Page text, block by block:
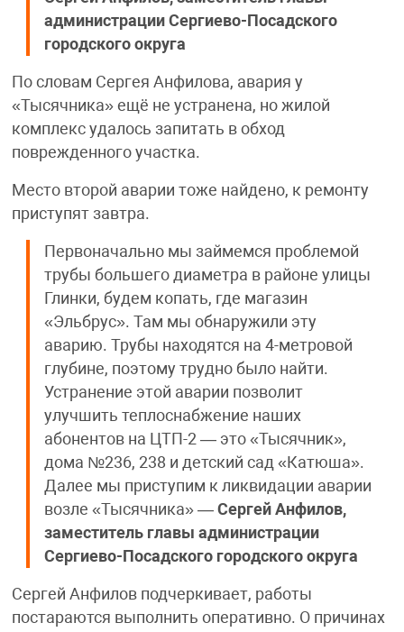
администрации Сергиево-Посадского
городского округа
По словам Сергея Анфилова, авария у
«Тысячника» ещё не устранена, но жилой
комплекс удалось запитать в обход
поврежденного участка.
Место второй аварии тоже найдено, к ремонту
приступят завтра.
Первоначально мы займемся проблемой
трубы большего диаметра в районе улицы
Глинки, будем копать, где магазин
«Эльбрус». Там мы обнаружили эту
аварию. Трубы находятся на 4-метровой
глубине, поэтому трудно было найти.
Устранение этой аварии позволит
улучшить теплоснабжение наших
абонентов на ЦТП-2 — это «Тысячник»,
дома №236, 238 и детский сад «Катюша».
Далее мы приступим к ликвидации аварии
возле «Тысячника» — Сергей Анфилов,
заместитель главы администрации
Сергиево-Посадского городского округа
Сергей Анфилов подчеркивает, работы
постараются выполнить оперативно. О причинах